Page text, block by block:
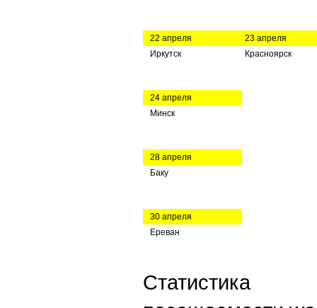
22 апреля
23 апреля
Иркутск
Красноярск
24 апреля
Минск
28 апреля
Баку
30 апреля
Ереван
Статистика